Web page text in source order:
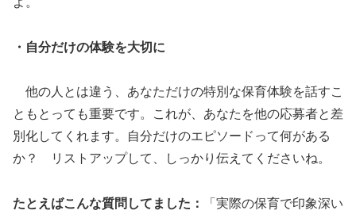
・自分だけの体験を大切に
他の人とは違う、あなただけの特別な保育体験を話すこ
ともとっても重要です。これが、あなたを他の応募者と差
別化してくれます。自分だけのエピソードって何がある
か？ リストアップして、しっかり伝えてくださいね。
たとえばこんな質問してました：
「実際の保育で印象深い